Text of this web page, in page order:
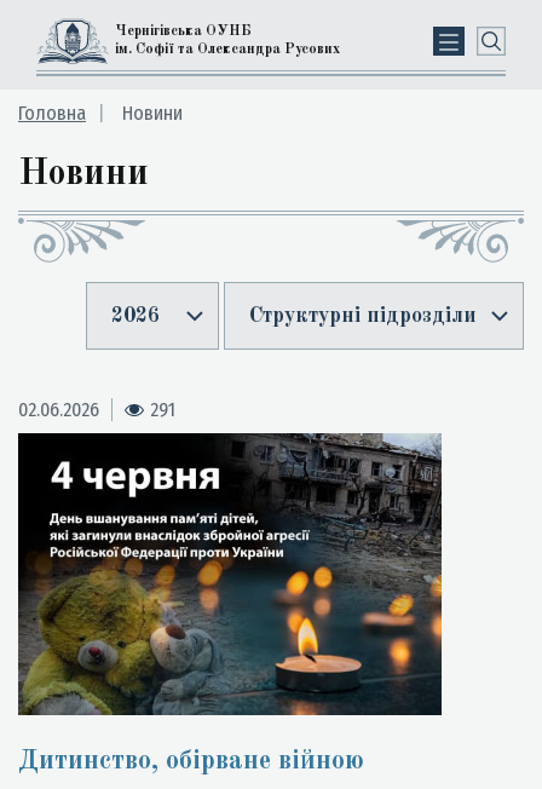
Чернігівська ОУНБ
ім. Софії та Олександра Русових
Головна Новини
Новини
2026 Структурні підрозділи
02.06.2026 291
Дитинство, обірване війною